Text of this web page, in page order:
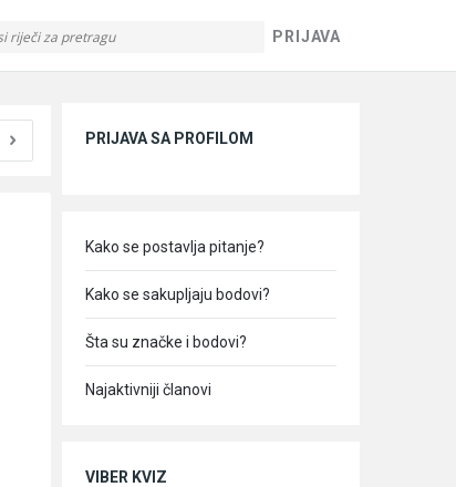
PRIJAVA
PRIJAVA SA PROFILOM
Kako se postavlja pitanje?
Kako se sakupljaju bodovi?
Šta su značke i bodovi?
Najaktivniji članovi
VIBER KVIZ